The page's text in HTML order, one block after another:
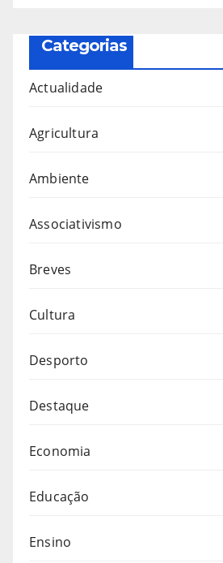
Categorias
Actualidade
Agricultura
Ambiente
Associativismo
Breves
Cultura
Desporto
Destaque
Economia
Educação
Ensino